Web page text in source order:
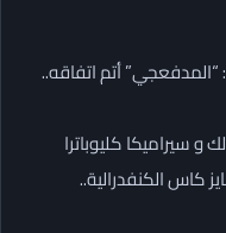
“المدفعجي” أتم اتفاقه..
و سيراميكا كليوباترا
كاس الكنفدرالية..